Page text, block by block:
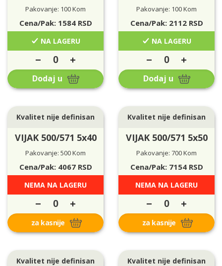
Pakovanje: 100 Kom
Cena/Pak: 1584RSD
NA LAGERU
Dodaj u
Pakovanje: 100 Kom
Cena/Pak: 2112RSD
NA LAGERU
Dodaj u
Kvalitet nije definisan
VIJAK 500/571 5x40
Pakovanje: 500 Kom
Cena/Pak: 4067RSD
NEMA NA LAGERU
za kasnije
Kvalitet nije definisan
VIJAK 500/571 5x50
Pakovanje: 700 Kom
Cena/Pak: 7154RSD
NEMA NA LAGERU
za kasnije
Kvalitet nije definisan Kvalitet nije definisan